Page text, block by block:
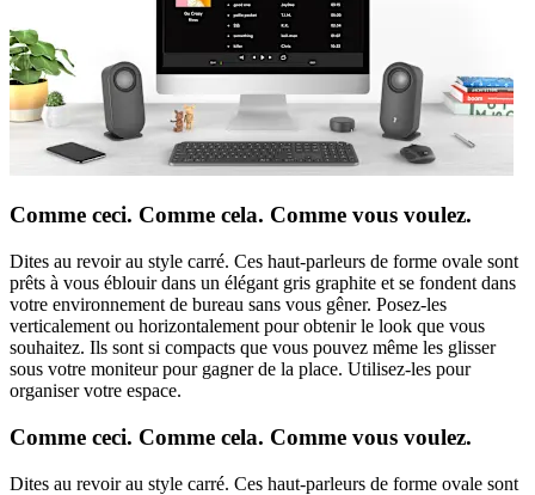
Comme ceci. Comme cela. Comme vous voulez.
Dites au revoir au style carré. Ces haut-parleurs de forme ovale sont
prêts à vous éblouir dans un élégant gris graphite et se fondent dans
votre environnement de bureau sans vous gêner. Posez-les
verticalement ou horizontalement pour obtenir le look que vous
souhaitez. Ils sont si compacts que vous pouvez même les glisser
sous votre moniteur pour gagner de la place. Utilisez-les pour
organiser votre espace.
Comme ceci. Comme cela. Comme vous voulez.
Dites au revoir au style carré. Ces haut-parleurs de forme ovale sont